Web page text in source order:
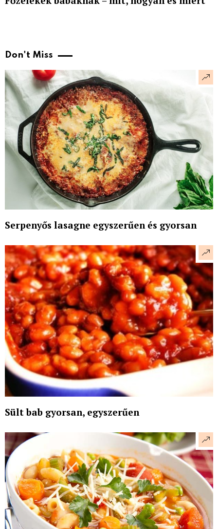
Don't Miss
Serpenyős lasagne egyszerűen és gyorsan
Sült bab gyorsan, egyszerűen